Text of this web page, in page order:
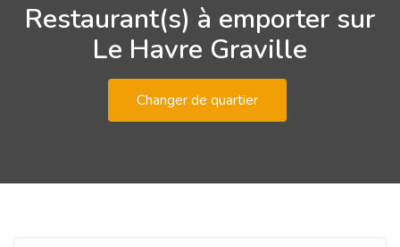
Restaurant(s) à emporter sur
Le Havre Graville
Changer de quartier